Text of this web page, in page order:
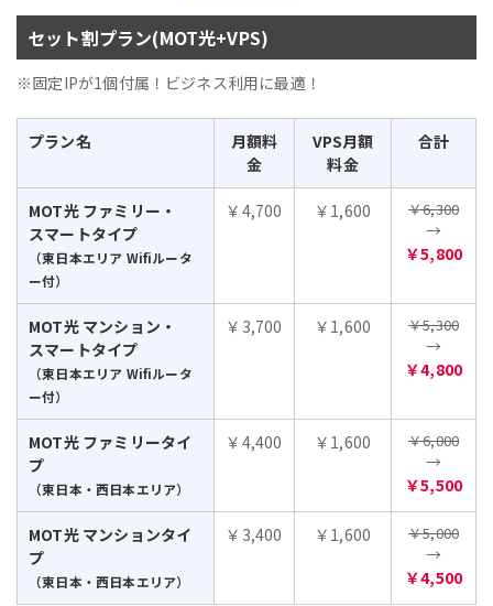
セット割プラン(MOT光+VPS)
※固定IPが1個付属！ビジネス利用に最適！
プラン名
月額料
金
VPS月額
料金
合計
MOT光 ファミリー・
スマートタイプ
（東日本エリア Wifiルータ
ー付）
￥4,700 ￥1,600 ￥6,300
→
￥5,800
MOT光 マンション・
スマートタイプ
（東日本エリア Wifiルータ
ー付）
￥3,700 ￥1,600 ￥5,300
→
￥4,800
MOT光 ファミリータイ
プ
（東日本・西日本エリア）
￥4,400 ￥1,600 ￥6,000
→
￥5,500
MOT光 マンションタイ
プ
（東日本・西日本エリア）
￥3,400 ￥1,600 ￥5,000
→
￥4,500